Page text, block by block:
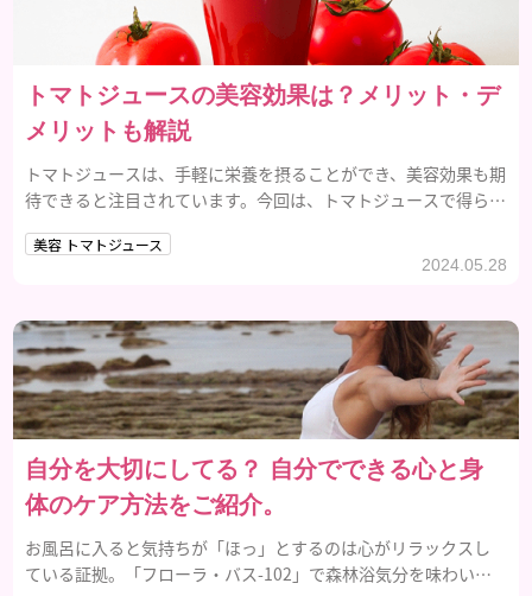
トマトジュースの美容効果は？メリット・デ
メリットも解説
トマトジュースは、手軽に栄養を摂ることができ、美容効果も期
待できると注目されています。今回は、トマトジュースで得られ
い。
美容 トマトジュース
2024.05.28
自分を大切にしてる？ 自分でできる心と身
体のケア方法をご紹介。
お風呂に入ると気持ちが「ほっ」とするのは心がリラックスし
ている証拠。「フローラ・バス-102」で森林浴気分を味わいま